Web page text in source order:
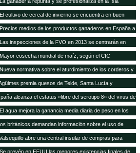
cultivo de cereal de invierno se encuentra en buen
las menores precipitaciones caídas
medios de los productos ganaderos en España a
inspecciones de la FVO en 2013 se centrarán en
y bienestar en el transporte
cosecha mundial de maíz, según el CIC
normativa sobre el aturdimiento de los corderos y
premia quesos de Telde, Santa Lucía y
insular
alcanza el estatus «libre del serotipo 8» del virus de
agua mejora la ganancia media diaria de peso en los
británicos demandan información sobre el uso de
alimentación animal
abre una central insular de compras para
agrícolas
prevén en EEUU las menores existencias finales de